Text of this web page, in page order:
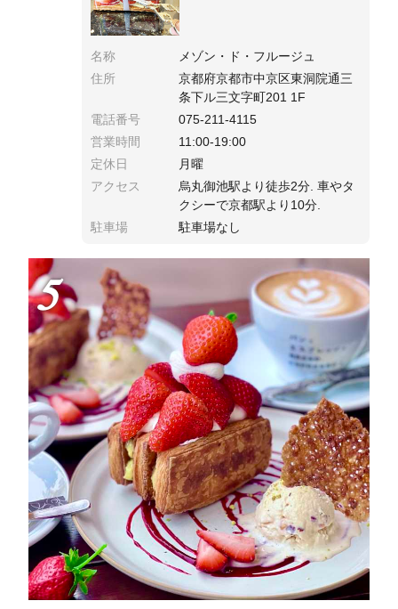
名称
メゾン・ド・フルージュ
住所
京都府京都市中京区東洞院通三
条下ル三文字町201 1F
電話番号
075-211-4115
営業時間
11:00-19:00
定休日
月曜
アクセス
烏丸御池駅より徒歩2分. 車やタ
クシーで京都駅より10分.
駐車場
駐車場なし
5